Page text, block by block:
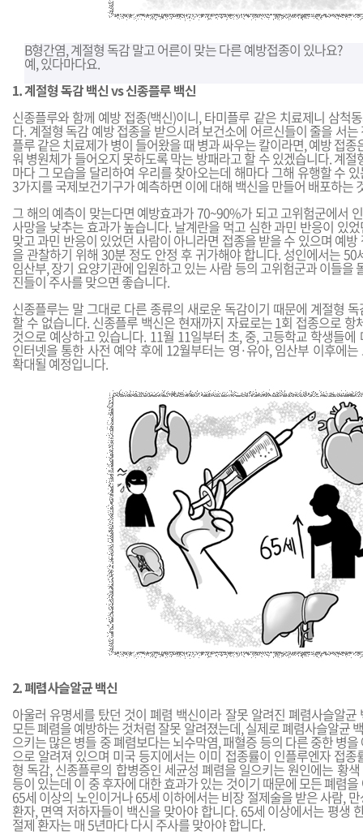
B형간염, 계절형 독감 말고 어른이 맞는 다른 예방접종이 있나요?
예, 있다마다요.
1. 계절형 독감 백신 vs 신종플루 백신
신종플루와 함께 예방 접종(백신)이니, 타미플루 같은 치료제니 삼척
다. 계절형 독감 예방 접종을 받으시려 보건소에 어르신들이 줄을 서
플루 같은 치료제가 병이 들어왔을 때 병과 싸우는 칼이라면, 예방 접종
워 병원체가 들어오지 못하도록 막는 방패라고 할 수 있겠습니다. 계절
마다 그 모습을 달리하여 우리를 찾아오는데 해마다 그해 유행할 수
3가지를 국제보건기구가 예측하면 이에 대해 백신을 만들어 배포하는
그 해의 예측이 맞는다면 예방효과가 70~90%가 되고 고위험군에서
사망을 낮추는 효과가 높습니다. 날계란을 먹고 심한 과민 반응이 있
맞고 과민 반응이 있었던 사람이 아니라면 접종을 받을 수 있으며 예
을 관찰하기 위해 30분 정도 안정 후 귀가해야 합니다. 성인에서는 50
임산부, 장기 요양기관에 입원하고 있는 사람 등의 고위험군과 이들을
진들이 주사를 맞으면 좋습니다.
신종플루는 말 그대로 다른 종류의 새로운 독감이기 때문에 계절형
할 수 없습니다. 신종플루 백신은 현재까지 자료로는 1회 접종으로 항
것으로 예상하고 있습니다. 11월 11일부터 초, 중, 고등학교 학생들에
인터넷을 통한 사전 예약 후에 12월부터는 영·유아, 임산부 이후에
확대될 예정입니다.
2. 폐렴사슬알균 백신
아울러 유명세를 탔던 것이 폐렴 백신이라 잘못 알려진 폐렴사슬알균
모든 폐렴을 예방하는 것처럼 잘못 알려졌는데, 실제로 폐렴사슬알균
으키는 많은 병들 중 폐렴보다는 뇌수막염, 패혈증 등의 다른 중한 병
으로 알려져 있으며 미국 등지에서는 이미 접종률이 인플루엔자 접종
형 독감, 신종플루의 합병증인 세균성 폐렴을 일으키는 원인에는 황
등이 있는데 이 중 후자에 대한 효과가 있는 것이기 때문에 모든 폐렴
65세 이상의 노인이거나 65세 이하에서는 비장 절제술을 받은 사람,
환자, 면역 저하자들이 백신을 맞아야 합니다. 65세 이상에서는 평생
절제 환자는 매 5년마다 다시 주사를 맞아야 합니다.